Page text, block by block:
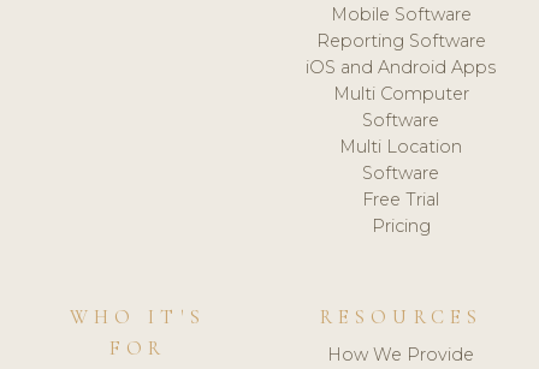
Mobile Software
Reporting Software
iOS and Android Apps
Multi Computer
Software
Multi Location
Software
Free Trial
Pricing
WHO IT'S
FOR
RESOURCES
How We Provide